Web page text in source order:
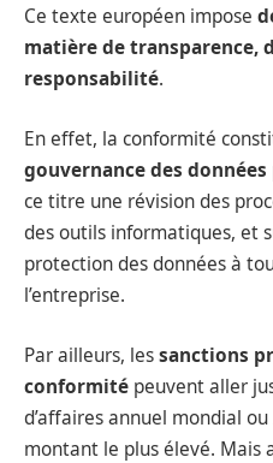
Ce texte européen impose
matière de transparence,
responsabilité.
En effet, la conformité
gouvernance des
ce titre une révision des
des outils informatiques, et
protection des données à
l’entreprise.
Par ailleurs, lessanctions
conformité peuvent aller
d’affaires annuel mondial
montant le plus élevé. Mais